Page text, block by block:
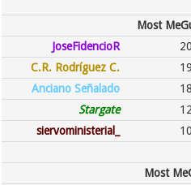
Most
JoseFidencioR
20
C.R. Rodríguez C.
19
Anciano Señalado
18
Stargate
12
siervoministerial_
10
Most